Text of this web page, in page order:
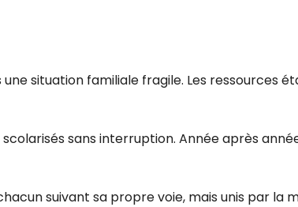
situation familiale fragile. Les ressources
sans interruption. Année après
suivant sa propre voie, mais unis par la